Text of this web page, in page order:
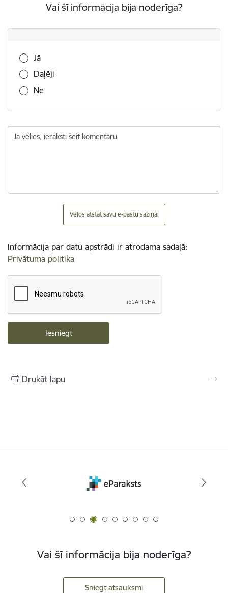
Vai šī informācija bija noderīga?
Vai šī informācija bija noderīga?
Jā
Daļēji
Nē
Ja vēlies, ieraksti šeit komentāru
Vēlos atstāt savu e-pastu saziņai
Informācija par datu apstrādi ir atrodama sadaļā:
Privātuma politika
Drukāt lapu
Vai šī informācija bija noderīga?
Sniegt atsauksmi